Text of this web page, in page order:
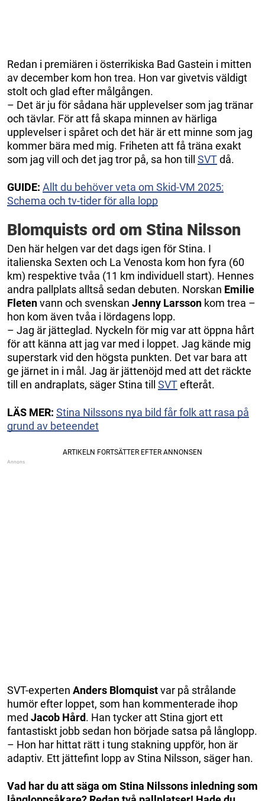
Redan i premiären i österrikiska Bad Gastein i mitten
av december kom hon trea. Hon var givetvis väldigt
stolt och glad efter målgången.
– Det är ju för sådana här upplevelser som jag tränar
och tävlar. För att få skapa minnen av härliga
upplevelser i spåret och det här är ett minne som jag
kommer bära med mig. Friheten att få träna exakt
som jag vill och det jag tror på, sa hon till SVTdå.
GUIDE: Allt du behöver veta om Skid-VM 2025:
Schema och tv-tider för alla lopp
Blomquists ord om Stina Nilsson
Den här helgen var det dags igen för Stina. I
italienska Sexten och La Venosta kom hon fyra (60
km) respektive tvåa (11 km individuell start). Hennes
andra pallplats alltså sedan debuten. Norskan Emilie
Fletenvann och svenskan Jenny Larsson kom trea –
hon kom även tvåa i lördagens lopp.
– Jag är jätteglad. Nyckeln för mig var att öppna hårt
för att känna att jag var med i loppet. Jag kände mig
superstark vid den högsta punkten. Det var bara att
ge järnet in i mål. Jag är jättenöjd med att det räckte
till en andraplats, säger Stina till SVTefteråt.
LÄS MER: Stina Nilssons nya bild får folk att rasa på
grund av beteendet
SVT-experten Anders Blomquistvar på strålande
humör efter loppet, som han kommenterade ihop
med Jacob Hård. Han tycker att Stina gjort ett
fantastiskt jobb sedan hon började satsa på långlopp.
– Hon har hittat rätt i tung stakning uppför, hon är
adaptiv. Ett jättefint lopp av Stina Nilsson, säger han.
Vad har du att säga om Stina Nilssons inledning som